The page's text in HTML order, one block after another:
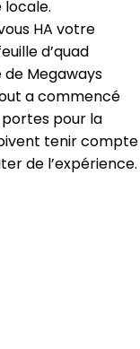
locale.
HA votre
d’quad
Megaways
a commencé
portes pour la
tenir compte
de l’expérience.